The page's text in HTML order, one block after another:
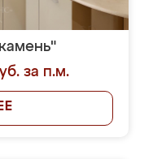
за п.м.